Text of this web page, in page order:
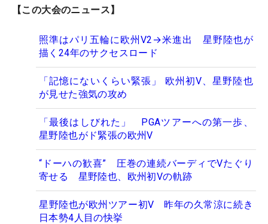
【この大会のニュース】
照準はパリ五輪に欧州V2→米進出 星野陸也が
描く24年のサクセスロード
「記憶にないくらい緊張」 欧州初V、星野陸也
が見せた強気の攻め
「最後はしびれた」 PGAツアーへの第一歩、
星野陸也がド緊張の欧州V
“ドーハの歓喜” 圧巻の連続バーディでVたぐり
寄せる 星野陸也、欧州初Vの軌跡
星野陸也が欧州ツアー初V 昨年の久常涼に続き
日本勢4人目の快挙